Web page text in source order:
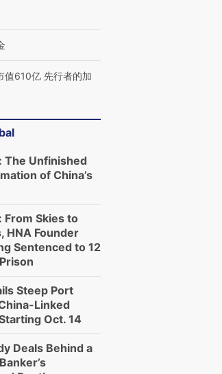
值610亿 先行者的加
The Unfinished
of China’s
From Skies to
HNA Founder
Sentenced to 12
Steep Port
Linked
Oct. 14
Deals Behind a